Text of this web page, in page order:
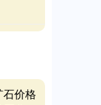
价格